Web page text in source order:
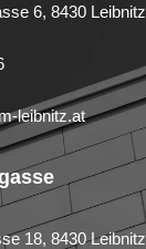
6, 8430 Leibnitz
leibnitz.at
18, 8430 Leibnitz